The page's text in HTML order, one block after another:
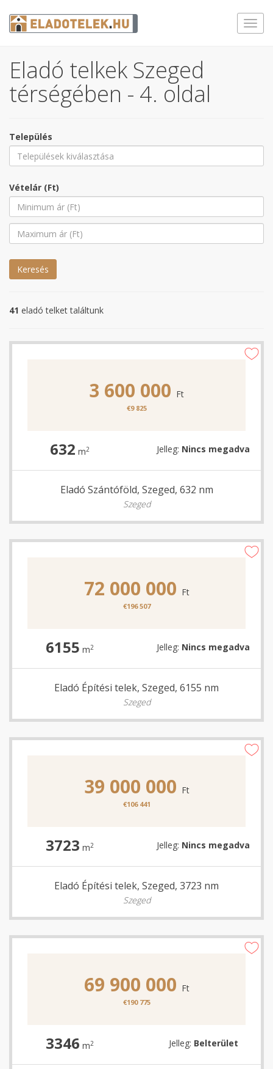
Eladó telkek Szeged
térségében - 4. oldal
Település
Vételár (Ft)
Keresés
41 eladó telket találtunk
3 600 000 Ft
€9 825
632 m2 Jelleg: Nincs megadva
Eladó Szántóföld, Szeged, 632 nm
Szeged
72 000 000 Ft
€196 507
6155 m2 Jelleg: Nincs megadva
Eladó Építési telek, Szeged, 6155 nm
Szeged
39 000 000 Ft
€106 441
3723 m2 Jelleg: Nincs megadva
Eladó Építési telek, Szeged, 3723 nm
Szeged
69 900 000 Ft
€190 775
3346 m2 Jelleg: Belterület